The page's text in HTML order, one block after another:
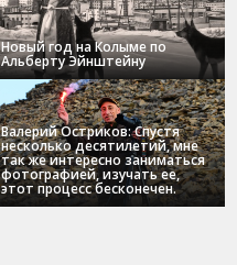
Новый год на Колыме по
Альберту Эйнштейну
Валерий Остриков: Спустя
несколько десятилетий, мне
так же интересно заниматься
фотографией, изучать ее,
этот процесс бесконечен.